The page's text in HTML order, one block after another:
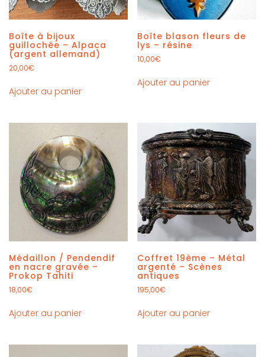
Boîte à bijoux
guillochée – Alpaca
(argent allemand)
20,00€
Ajouter au panier
Boîte blason fleurs de
lys – résine
10,00€
Ajouter au panier
Médaillon / Pendendif
en nacre gravée –
Prokop Tahiti
18,00€
Ajouter au panier
Coffret 19ème – Métal
argenté – Scènes
antiques
195,00€
Ajouter au panier